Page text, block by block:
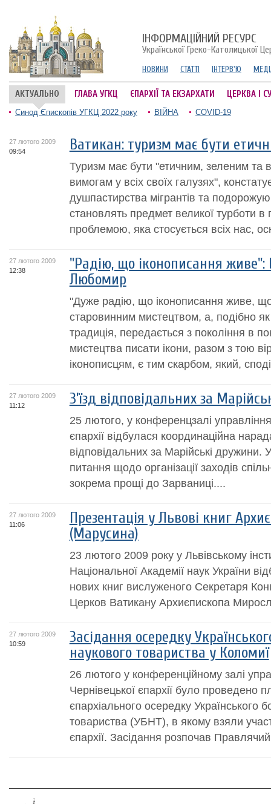
ІНФОРМАЦІЙНИЙ РЕСУРС
Української Греко-Католицької
НОВИНИ СТАТТІ ІНТЕРВ'Ю
АКТУАЛЬНО ГЛАВА УГКЦ ЄПАРХІЇ ТА ЕКЗАРХАТИ ЦЕРКВА І
Синод Єпископів УГКЦ 2022 року ВІЙНА COVID-19
27 лютого 2009
09:54
Ватикан: туризм має бути
Туризм має бути "етичним, зеленим та
вимогам у всіх своїх галузях",
душпастирства мігрантів та
становлять предмет великої турботи
проблемою, яка стосується всіх нас,
27 лютого 2009
12:38
"Радію, що іконописання
Любомир
"Дуже радію, що іконописання живе,
старовинним мистецтвом, а, подібно
традиція, передається з покоління в
мистецтва писати ікони, разом з тою
іконописцям, є тим скарбом, який,
27 лютого 2009
11:12
З’їзд відповідальних за
25 лютого, у конференцзалі
єпархії відбулася координаційна
відповідальних за Марійські дружини.
питання щодо організації заходів
зокрема прощі до Зарваниці....
27 лютого 2009
11:06
Презентація у Львові книг
(Марусина)
23 лютого 2009 року у Львівському
Національної Академії наук України
нових книг вислуженого Секретаря
Церков Ватикану Архиєпископа
27 лютого 2009
10:59
Засідання осередку
наукового товариства у Коломиї
26 лютого у конференційному залі
Чернівецької єпархії було проведено
єпархіального осередку Українського
товариства (УБНТ), в якому взяли
єпархії. Засідання розпочав